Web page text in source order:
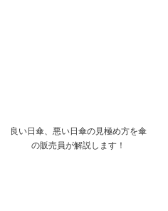
良い日傘、悪い日傘の見極め方を傘
の販売員が解説します！